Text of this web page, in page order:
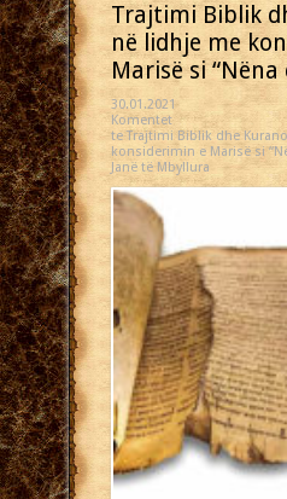
Trajtimi Biblik
në lidhje me
Marisë si
30.01.2021
Komentet
te Trajtimi Biblik dhe
konsiderimin e Marisë si
Janë të Mbyllura